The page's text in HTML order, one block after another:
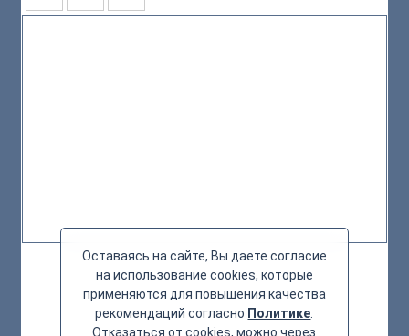
Оставаясь на сайте, Вы даете согласие
на использование cookies, которые
применяются для повышения качества
рекомендаций согласно Политике
Отказаться от cookies, можно через